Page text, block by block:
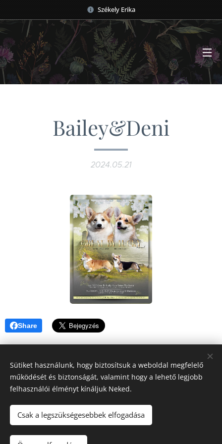
Székely Erika
Bailey&Deni
2024.05.21
Share
GBL Kennel, Since 2010
Sütiket használunk, hogy biztosítsuk a weboldal megfelelő
működését és biztonságát, valamint hogy a lehető legjobb
felhasználói élményt kínáljuk Neked.
Csak a legszükségesebbek elfogadása